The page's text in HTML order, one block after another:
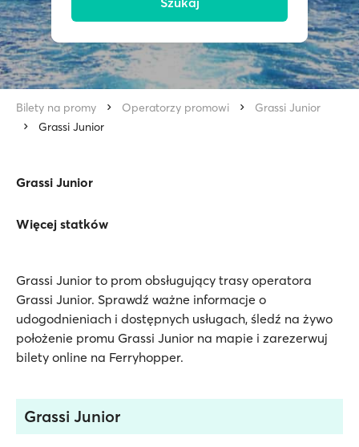
Bilety na promy Operatorzy promowi
Grassi Junior
Grassi Junior
Grassi Junior
Więcej statków
Grassi Junior to prom obsługujący trasy operatora
Grassi Junior. Sprawdź ważne informacje o
udogodnieniach i dostępnych usługach, śledź na żywo
położenie promu Grassi Junior na mapie i zarezerwuj
bilety online na Ferryhopper.
Grassi Junior